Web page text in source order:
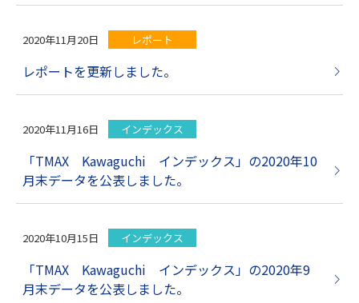
2020年11月20日 レポート
レポートを更新しました。
2020年11月16日 インデックス
「TMAX Kawaguchi インデックス」の2020年10
月末データを公表しました。
2020年10月15日 インデックス
「TMAX Kawaguchi インデックス」の2020年9
月末データを公表しました。